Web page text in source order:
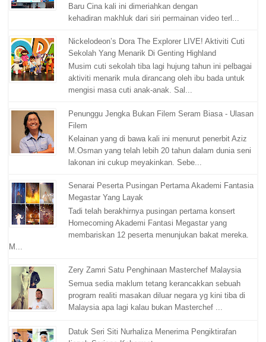
Baru Cina kali ini dimeriahkan dengan
kehadiran makhluk dari siri permainan video terl...
Nickelodeon’s Dora The Explorer LIVE! Aktiviti Cuti
Sekolah Yang Menarik Di Genting Highland
Musim cuti sekolah tiba lagi hujung tahun ini pelbagai
aktiviti menarik mula dirancang oleh ibu bada untuk
mengisi masa cuti anak-anak. Sal...
Penunggu Jengka Bukan Filem Seram Biasa - Ulasan
Filem
Kelainan yang di bawa kali ini menurut penerbit Aziz
M.Osman yang telah lebih 20 tahun dalam dunia seni
lakonan ini cukup meyakinkan. Sebe...
Senarai Peserta Pusingan Pertama Akademi Fantasia
Megastar Yang Layak
Tadi telah berakhirnya pusingan pertama konsert
Homecoming Akademi Fantasi Megastar yang
membariskan 12 peserta menunjukan bakat mereka.
M...
Zery Zamri Satu Penghinaan Masterchef Malaysia
Semua sedia maklum tetang kerancakkan sebuah
program realiti masakan diluar negara yg kini tiba di
Malaysia apa lagi kalau bukan Masterchef ...
Datuk Seri Siti Nurhaliza Menerima Pengiktirafan